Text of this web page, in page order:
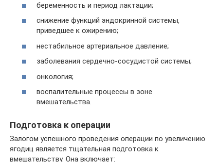
беременность и период лактации;
снижение функций эндокринной системы,
приведшее к ожирению;
нестабильное артериальное давление;
заболевания сердечно-сосудистой системы;
онкология;
воспалительные процессы в зоне
вмешательства.
Подготовка к операции
Залогом успешного проведения операции по увеличению
ягодиц является тщательная подготовка к
вмешательству. Она включает: